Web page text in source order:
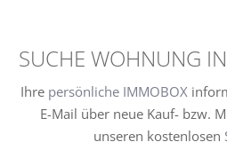
SUCHE WOHNUNG
Ihre persönliche IMMOBOX
E-Mail über neue Kauf- bzw.
unseren kostenlosen